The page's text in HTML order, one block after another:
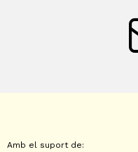
Amb el suport de: